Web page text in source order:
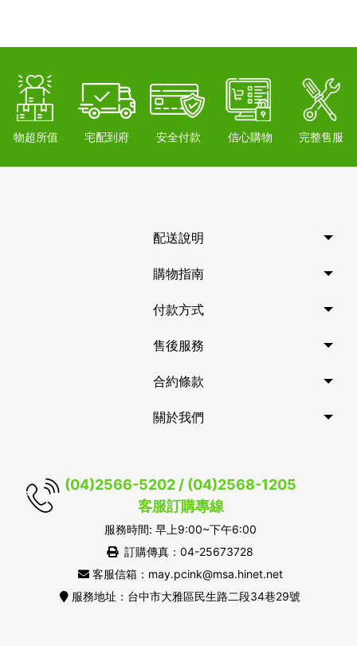
物超所值 宅配到府 安全付款 信心購物 完整售服
配送說明
購物指南
付款方式
售後服務
合約條款
關於我們
(04)2566-5202 / (04)2568-1205
客服訂購專線
服務時間: 早上9:00~下午6:00
訂購傳真：04-25673728
客服信箱：may.pcink@msa.hinet.net
服務地址：台中市大雅區民生路二段34巷29號